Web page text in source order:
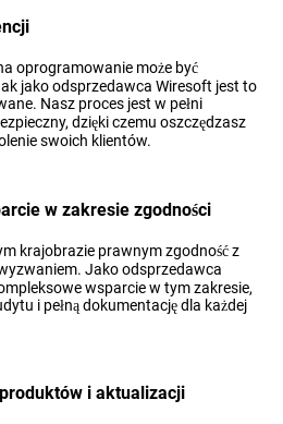
oprogramowanie może być
jako odsprzedawca Wiresoft jest to
Nasz proces jest w pełni
dzięki czemu oszczędzasz
swoich klientów.
w zakresie zgodności
krajobrazie prawnym zgodność z
Jako odsprzedawca
wsparcie w tym zakresie,
i pełną dokumentację dla każdej
i aktualizacji